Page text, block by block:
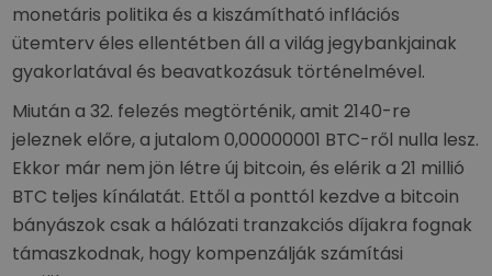
monetáris politika és a kiszámítható inflációs
ütemterv éles ellentétben áll a világ jegybankjainak
gyakorlatával és beavatkozásuk történelmével.
Miután a 32. felezés megtörténik, amit 2140-re
jeleznek előre, a jutalom 0,00000001 BTC-ről nulla lesz.
Ekkor már nem jön létre új bitcoin, és elérik a 21 millió
BTC teljes kínálatát. Ettől a ponttól kezdve a bitcoin
bányászok csak a hálózati tranzakciós díjakra fognak
támaszkodnak, hogy kompenzálják számítási